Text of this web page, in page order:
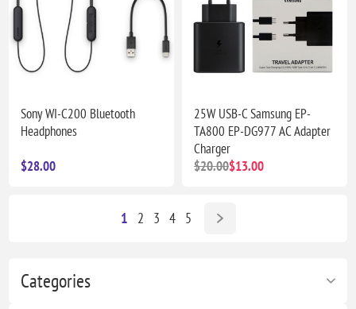
Categories
Sony WI-C200 Bluetooth
Headphones
$28.00
25W USB-C Samsung EP-
TA800 EP-DG977 AC Adapter
Charger
$20.00$13.00
1 2 3 4 5